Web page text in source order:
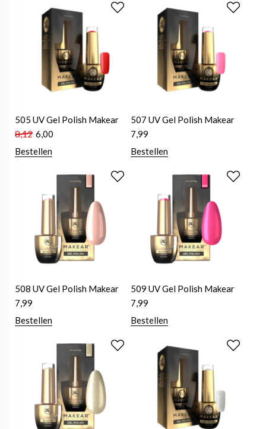
505 UV Gel Polish Makear
8,12 6,00
Bestellen
507 UV Gel Polish Makear
7,99
Bestellen
508 UV Gel Polish Makear
7,99
Bestellen
509 UV Gel Polish Makear
7,99
Bestellen